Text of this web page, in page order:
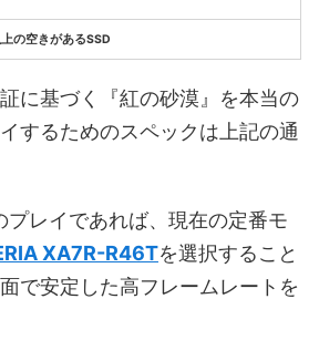
の空きがあるSSD
に基づく『紅の砂漠』を本当の
するためのスペックは上記の通
プレイであれば、現在の定番モ
XA7R-R46Tを選択すること
で安定した高フレームレートを